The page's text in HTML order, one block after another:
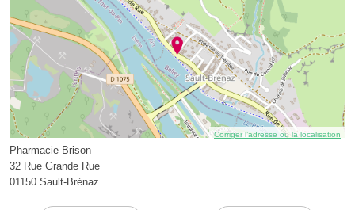
Corriger l’adresse ou la localisation
Pharmacie Brison
32 Rue Grande Rue
01150 Sault-Brénaz